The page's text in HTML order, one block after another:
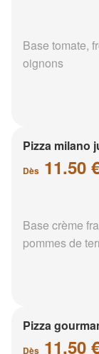
Base tomate,
oignons
Pizza milano
Dès 11.50
Base crème
pommes de
Pizza
Dès 11.50